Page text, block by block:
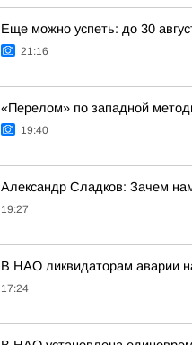
Еще можно успеть: до 30
21:16
«Перелом» по западной
19:40
Александр Сладков: Зачем
19:27
В НАО ликвидаторам аварии
17:24